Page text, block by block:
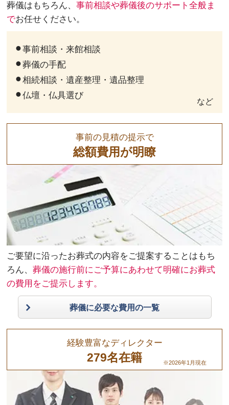
葬儀はもちろん、事前相談や葬儀後のサポート全般ま
でお任せください。
事前相談・来館相談
葬儀の手配
相続相談・遺産整理・遺品整理
仏壇・仏具選び
など
事前の見積の提示で
総額費用が明瞭
ご要望に沿ったお葬式の内容をご提案することはもち
ろん、葬儀の施行前にご予算にあわせて明確にお葬式
の費用をご提示します。
葬儀に必要な費用の一覧
経験豊富なディレクター
279名在籍 ※2026年1月現在